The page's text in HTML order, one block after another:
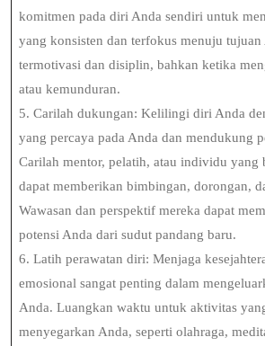
komitmen pada diri Anda sendiri untuk
yang konsisten dan terfokus menuju tujuan
termotivasi dan disiplin, bahkan ketika
atau kemunduran.
5. Carilah dukungan: Kelilingi diri Anda
yang percaya pada Anda dan mendukung
Carilah mentor, pelatih, atau individu yang
dapat memberikan bimbingan, dorongan,
Wawasan dan perspektif mereka dapat
potensi Anda dari sudut pandang baru.
6. Latih perawatan diri: Menjaga
emosional sangat penting dalam
Anda. Luangkan waktu untuk aktivitas
menyegarkan Anda, seperti olahraga,